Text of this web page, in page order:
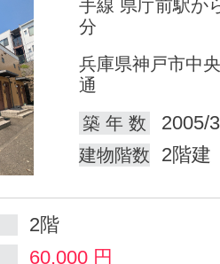
手線 県庁前駅か
分
兵庫県神戸市中
通
築 年 数
2005/
建物階数 2階建
2階
60,000 円